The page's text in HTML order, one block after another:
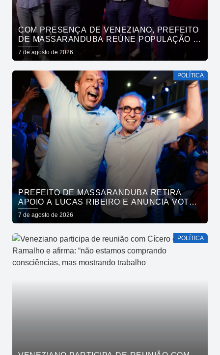
COM PRESENÇA DE VENEZIANO, PREFEITO
DE MASSARANDUBA REÚNE POPULAÇÃO E
ANUNCIA APOIO A CÍCERO LUCENA
7 de agosto de 2026
POLÍTICA
PREFEITO DE MASSARANDUBA RETIRA
APOIO A LUCAS RIBEIRO E ANUNCIA VOTO
EM CÍCERO PARA O GOVERNO
7 de agosto de 2026
POLÍTICA